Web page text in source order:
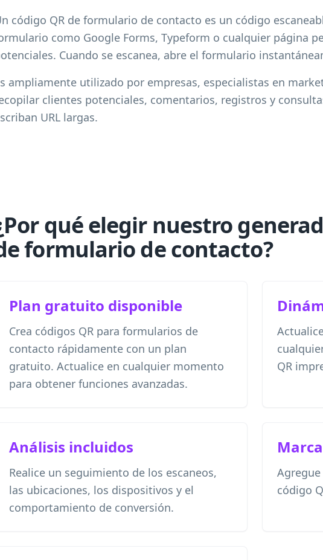
código QR de formulario de contacto es un código
como Google Forms, Typeform o cualquier página
Cuando se escanea, abre el formulario
ampliamente utilizado por empresas, especialistas en
clientes potenciales, comentarios, registros y
URL largas.
qué elegir nuestro
formulario de contacto?
Plan gratuito disponible
Crea códigos QR para formularios de
contacto rápidamente con un plan
gratuito. Actualice en cualquier momento
para obtener funciones avanzadas.
QR
Análisis incluidos
Realice un seguimiento de los escaneos,
las ubicaciones, los dispositivos y el
comportamiento de conversión.
código